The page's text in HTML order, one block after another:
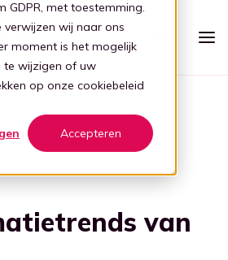
GDPR, met toestemming.
wij naar ons
moment is het mogelijk
te wijzigen of uw
op onze cookiebeleid
Accepteren
Leestijd 6 min
van